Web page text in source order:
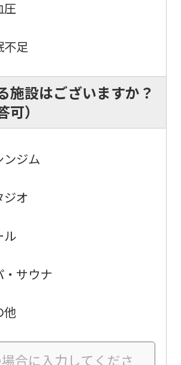
圧
不足
施設はございますか？
可）
ンジム
ジオ
ル
・サウナ
他